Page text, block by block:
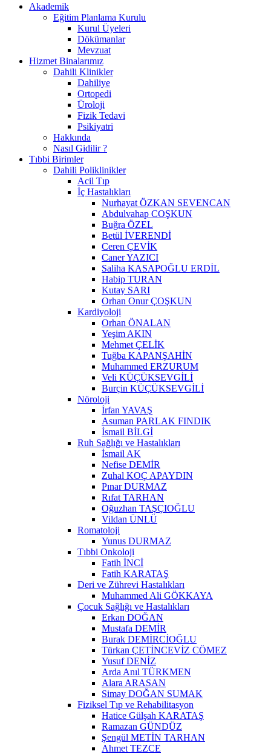
Akademik
Eğitim Planlama Kurulu
Kurul Üyeleri
Dökümanlar
Mevzuat
Hizmet Binalarımız
Dahili Klinikler
Dahiliye
Ortopedi
Üroloji
Fizik Tedavi
Psikiyatri
Hakkında
Nasıl Gidilir ?
Tıbbi Birimler
Dahili Poliklinikler
Acil Tıp
İç Hastalıkları
Nurhayat ÖZKAN SEVENCAN
Abdulvahap COŞKUN
Buğra ÖZEL
Betül İVERENDİ
Ceren ÇEVİK
Caner YAZICI
Saliha KASAPOĞLU ERDİL
Habip TURAN
Kutay SARI
Orhan Onur ÇOŞKUN
Kardiyoloji
Orhan ÖNALAN
Yeşim AKIN
Mehmet ÇELİK
Tuğba KAPANŞAHİN
Muhammed ERZURUM
Veli KÜÇÜKSEVGİLİ
Burçin KÜÇÜKSEVGİLİ
Nöroloji
İrfan YAVAŞ
Asuman PARLAK FINDIK
İsmail BİLGİ
Ruh Sağlığı ve Hastalıkları
İsmail AK
Nefise DEMİR
Zuhal KOÇ APAYDIN
Pınar DURMAZ
Rıfat TARHAN
Oğuzhan TAŞÇIOĞLU
Vildan ÜNLÜ
Romatoloji
Yunus DURMAZ
Tıbbi Onkoloji
Fatih İNCİ
Fatih KARATAŞ
Deri ve Zührevi Hastalıkları
Muhammed Ali GÖKKAYA
Çocuk Sağlığı ve Hastalıkları
Erkan DOĞAN
Mustafa DEMİR
Burak DEMİRCİOĞLU
Türkan ÇETİNCEVİZ CÖMEZ
Yusuf DENİZ
Arda Anıl TÜRKMEN
Alara ARASAN
Simay DOĞAN SUMAK
Fiziksel Tıp ve Rehabilitasyon
Hatice Gülşah KARATAŞ
Ramazan GÜNDÜZ
Şengül METİN TARHAN
Ahmet TEZCE